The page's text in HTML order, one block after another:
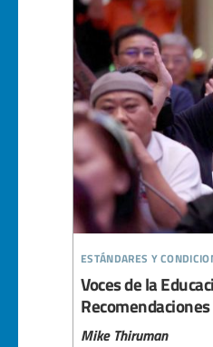
estándares y
Voces de la
Mike Thiruman